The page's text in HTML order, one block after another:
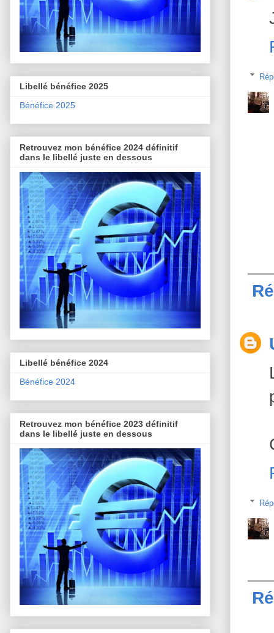
Libellé bénéfice 2025
Bénéfice 2025
Retrouvez mon bénéfice 2024 définitif
dans le libellé juste en dessous
Libellé bénéfice 2024
Bénéfice 2024
Retrouvez mon bénéfice 2023 définitif
dans le libellé juste en dessous